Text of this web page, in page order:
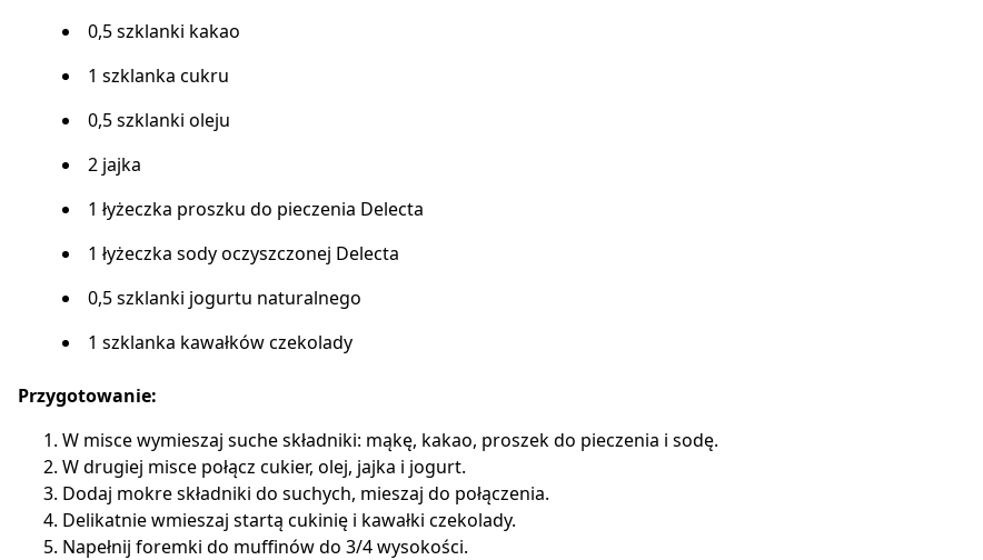
0,5 szklanki kakao
1 szklanka cukru
0,5 szklanki oleju
2 jajka
1 łyżeczka proszku do pieczenia Delecta
1 łyżeczka sody oczyszczonej Delecta
0,5 szklanki jogurtu naturalnego
1 szklanka kawałków czekolady
Przygotowanie:
W misce wymieszaj suche składniki: mąkę, kakao, proszek do pieczenia i sodę.
W drugiej misce połącz cukier, olej, jajka i jogurt.
Dodaj mokre składniki do suchych, mieszaj do połączenia.
Delikatnie wmieszaj startą cukinię i kawałki czekolady.
Napełnij foremki do muffinów do 3/4 wysokości.